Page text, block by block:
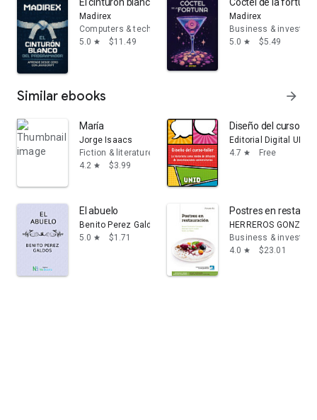
Madirex
Computers & technology
5.0 star $11.49
Madirex
Business & investing
5.0 star $5.49
Similar ebooks arrow_forward
María
Jorge Isaacs
Fiction & literature
4.2 star $3.99
Diseño del curso-
Editorial Digital UNID
4.7 star Free
El abuelo
Benito Perez Galdos
5.0 star $1.71
Postres en
HERREROS
Business & investing
4.0 star $23.01